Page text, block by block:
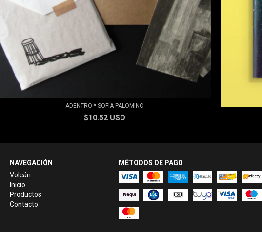
ADENTRO * SOFÍA PALOMINO
$10.52 USD
NAVEGACIÓN
Volcán
Inicio
Productos
Contacto
MÉTODOS DE PAGO